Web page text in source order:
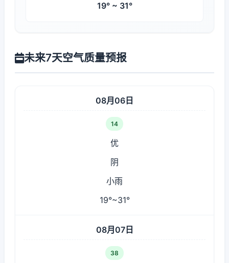
19° ~ 31°
未来7天空气质量预报
08月06日
14
优
阴
小雨
19°~31°
08月07日
38